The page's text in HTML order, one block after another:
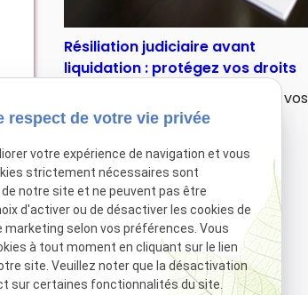
Résiliation judiciaire avant
liquidation : protégez vos droits
Découvrez comment protéger vos
droits salariaux lors d'une
liquidation. Contactez Maître
ANDRAUD pour un
accompagnement expert.
Voir cette actualité
respect de votre vie privée
votre expérience de navigation et vous
strictement nécessaires sont
notre site et ne peuvent pas être
d'activer ou de désactiver les cookies de
selon vos préférences. Vous
à tout moment en cliquant sur le lien
site. Veuillez noter que la désactivation
sur certaines fonctionnalités du site.